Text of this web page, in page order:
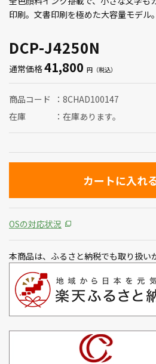
DCP-J4250N
印刷。文書印刷を極めた大容量モデル。
通常価格41,800
商品コード
8CHAD100147
在庫
在庫あります。
OSの対応状況
本商品は、ふるさと納税でも取り扱い